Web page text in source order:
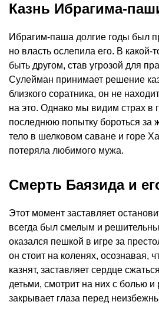
Казнь Ибрагима-
Ибрагим-паша долгие годы был
но власть ослепила его. В какой-
быть другом, став угрозой для
Сулейман принимает решение
близкого соратника, он не
на это. Однако мы видим страх в
последнюю попытку бороться
тело в шелковом саване и горе
потеряла любимого мужа.
Смерть Баязида и
Этот момент заставляет
всегда был смелым и
оказался пешкой в игре за
он стоит на коленях, осознавая,
казнят, заставляет сердце
детьми, смотрит на них с болью и
закрывает глаза перед